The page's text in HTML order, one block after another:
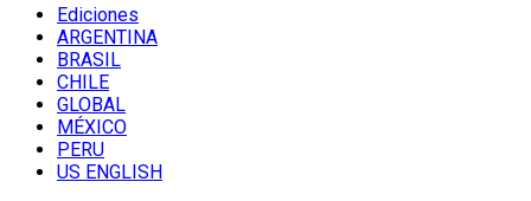
Ediciones
ARGENTINA
BRASIL
CHILE
GLOBAL
MÉXICO
PERU
US ENGLISH